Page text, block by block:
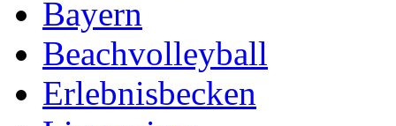
Bayern
Beachvolleyball
Erlebnisbecken